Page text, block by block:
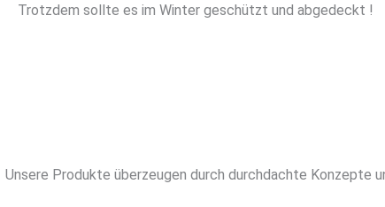
Trotzdem sollte es im Winter geschützt und abgedeckt !
Unsere Produkte überzeugen durch durchdachte Konzepte